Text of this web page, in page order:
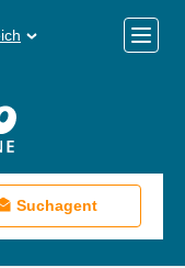
Menü
Suchagent